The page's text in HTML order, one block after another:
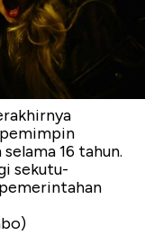
16 tahun.
sekutu-